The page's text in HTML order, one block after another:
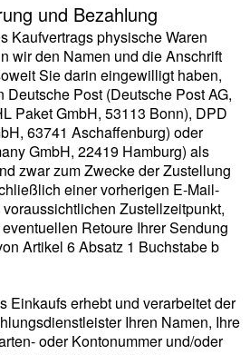
und Bezahlung
Kaufvertrags physische Waren
wir den Namen und die Anschrift
Sie darin eingewilligt haben,
Deutsche Post (Deutsche Post AG,
Paket GmbH, 53113 Bonn), DPD
63741 Aschaffenburg) oder
GmbH, 22419 Hamburg) als
zwar zum Zwecke der Zustellung
einer vorherigen E-Mail-
Zustellzeitpunkt,
Retoure Ihrer Sendung
Artikel 6 Absatz 1 Buchstabe b
Einkaufs erhebt und verarbeitet der
Ihren Namen, Ihre
oder Kontonummer und/oder